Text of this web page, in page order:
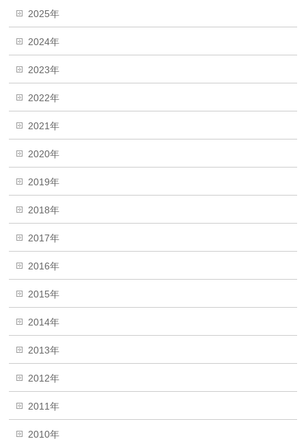
2025年
2024年
2023年
2022年
2021年
2020年
2019年
2018年
2017年
2016年
2015年
2014年
2013年
2012年
2011年
2010年